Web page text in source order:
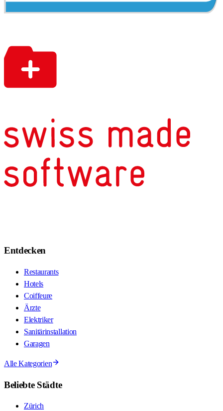
Entdecken
Restaurants
Hotels
Coiffeure
Ärzte
Elektriker
Sanitärinstallation
Garagen
Alle Kategorien
Beliebte Städte
Zürich